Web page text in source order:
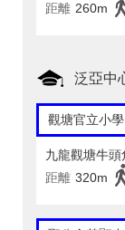
距離 260m
泛亞中
觀塘官立小學
九龍觀塘牛
距離 320m